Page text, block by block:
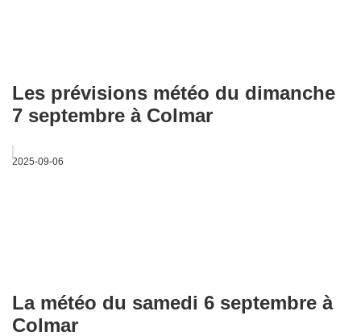
Les prévisions météo du dimanche
7 septembre à Colmar
2025-09-06
La météo du samedi 6 septembre à
Colmar